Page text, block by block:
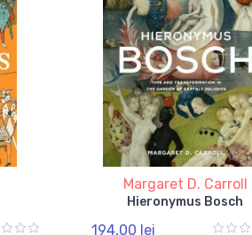
Margaret D. Carroll
Hieronymus Bosch
194,00 lei